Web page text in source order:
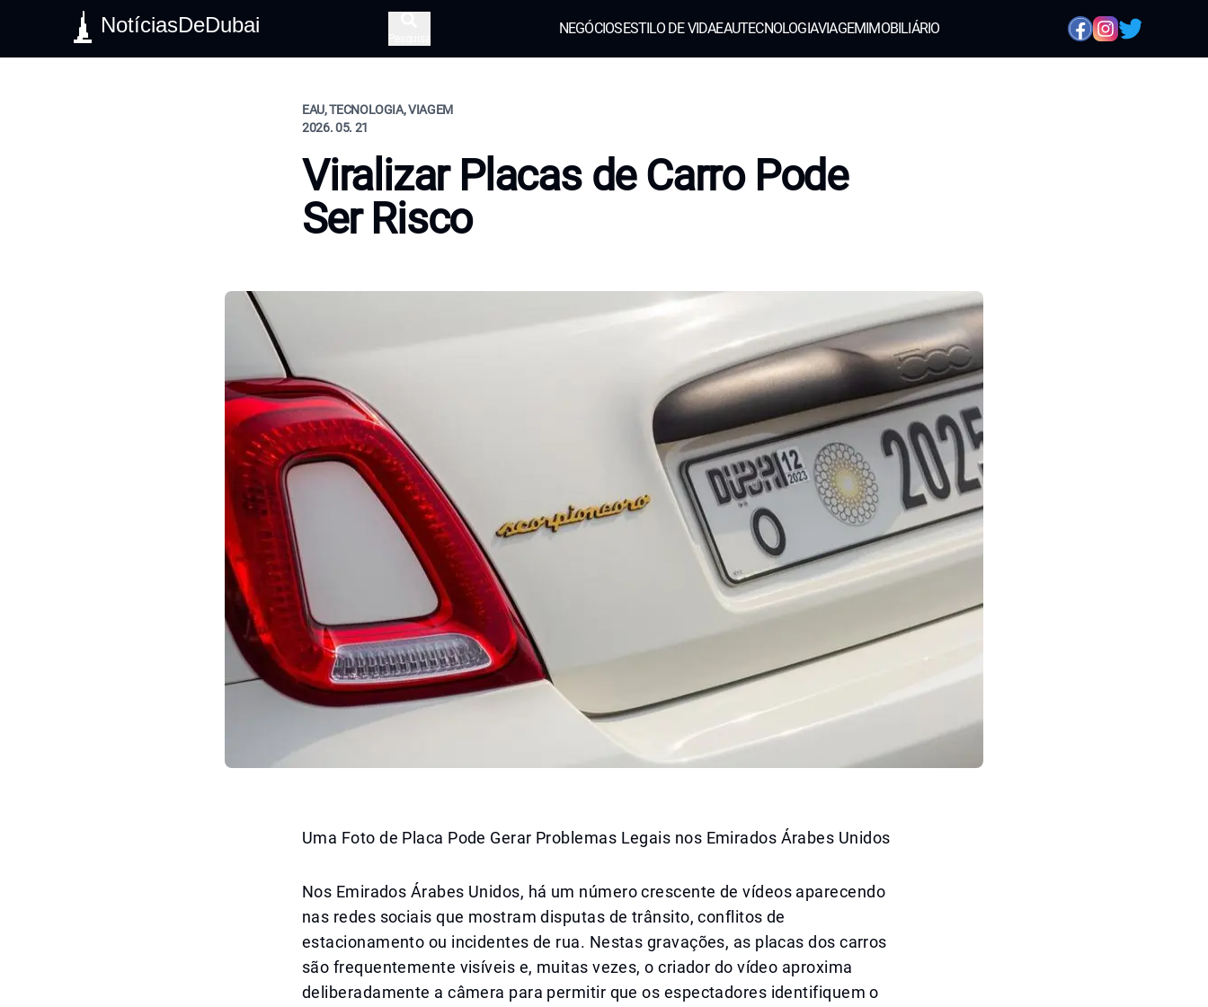
NotíciasDeDubai NEGÓCIOSESTILO DE VIDAEAUTECNOLOGIAVIAGEMIMOBILIÁRIO
EAU, TECNOLOGIA, VIAGEM
2026. 05. 21
Viralizar Placas de Carro Pode
Ser Risco
Uma Foto de Placa Pode Gerar Problemas Legais nos Emirados Árabes Unidos
Nos Emirados Árabes Unidos, há um número crescente de vídeos aparecendo
nas redes sociais que mostram disputas de trânsito, conflitos de
estacionamento ou incidentes de rua. Nestas gravações, as placas dos carros
são frequentemente visíveis e, muitas vezes, o criador do vídeo aproxima
deliberadamente a câmera para permitir que os espectadores identifiquem o